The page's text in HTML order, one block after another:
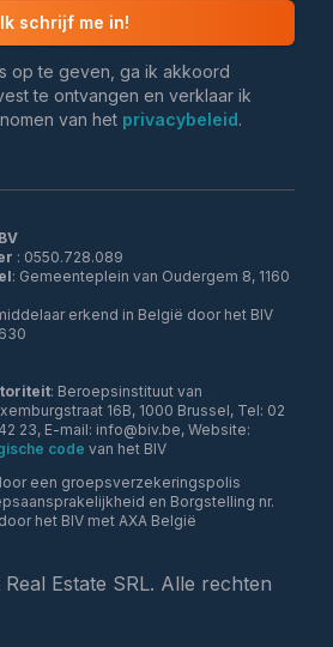
Ik schrijf me in!
op te geven, ga ik akkoord
te ontvangen en verklaar ik
van het privacybeleid.
: Gemeenteplein van Oudergem 8, 1160
erkend in België door het BIV
: Beroepsinstituut van
16B, 1000 Brussel, Tel: 02
23, E-mail: info@biv.be, Website:
code van het BIV
een groepsverzekeringspolis
en Borgstelling nr.
het BIV met AXA België
Estate SRL. Alle rechten